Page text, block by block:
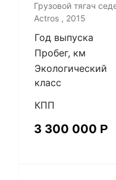
Грузовой тягач
Actros , 2015
Год выпуска
Пробег, км
Экологический
класс
КПП
3 300 000 Р